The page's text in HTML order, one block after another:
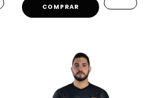
COMPRAR